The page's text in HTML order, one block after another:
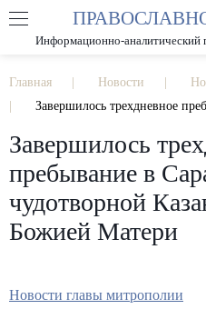
РАЗМЕР
Информационно-аналитический
Главная Новости
Завершилось трехдневное пребывание в
Завершилось
пребывание в
чудотворной
Божией Матери
Новости главы митрополии